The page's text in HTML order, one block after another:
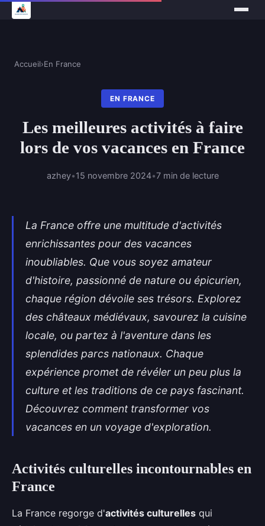
Accueil›En France
EN FRANCE
Les meilleures activités à faire
lors de vos vacances en France
azhey•15 novembre 2024•7 min de lecture
La France offre une multitude d'activités
enrichissantes pour des vacances
inoubliables. Que vous soyez amateur
d'histoire, passionné de nature ou épicurien,
chaque région dévoile ses trésors. Explorez
des châteaux médiévaux, savourez la cuisine
locale, ou partez à l'aventure dans les
splendides parcs nationaux. Chaque
expérience promet de révéler un peu plus la
culture et les traditions de ce pays fascinant.
Découvrez comment transformer vos
vacances en un voyage d'exploration.
Activités culturelles incontournables en
France
La France regorge d'activités culturelles qui